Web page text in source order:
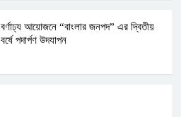
বর্ণাঢ্য আয়োজনে “বাংলার জনপদ” এর দ্বিতীয়
বর্ষে পদার্পণ উদযাপন